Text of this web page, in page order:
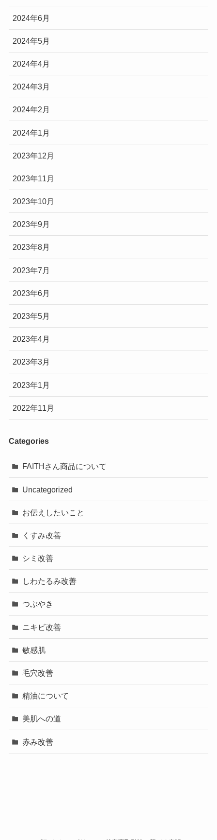
2024年6月
2024年5月
2024年4月
2024年3月
2024年2月
2024年1月
2023年12月
2023年11月
2023年10月
2023年9月
2023年8月
2023年7月
2023年6月
2023年5月
2023年4月
2023年3月
2023年1月
2022年11月
Categories
FAITHさん商品について
Uncategorized
お伝えしたいこと
くすみ改善
シミ改善
しわたるみ改善
つぶやき
ニキビ改善
敏感肌
毛穴改善
精油について
美肌への道
赤み改善